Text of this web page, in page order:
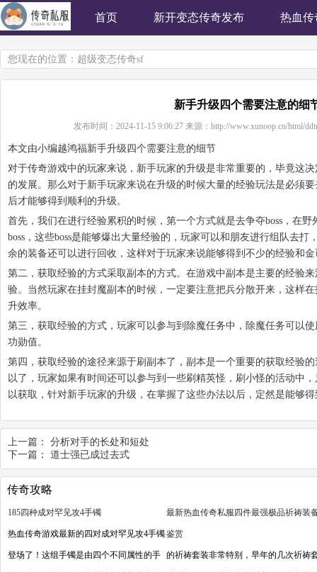
首页 新开变态传奇发布 热血传
您现在的位置： 超级变态传奇sf
新手升级四个需要注意的细
发布时间： 2024-11-15 9:06:27 来源： http://www.xunoop.cn/html/
本文由小编越鸿福新手升级四个需要注意的细节
对于传奇游戏中的玩家来说，新手玩家的升级是非常重要的，毕竟这
的发展。那么对于新手玩家来说在升级的时候大量的经验玩法是必须
后才能够得到顺利的升级。
首先，我们在进行经验累积的时候，第一个方式就是去争夺boss，在
boss，这些boss是能够爆出大量经验的，玩家可以和朋友进行组队去
余的装备还可以进行回收，这样对于玩家来说能够得到不少的经验和金
第二，获取经验的方式采取副本的方式。在游戏中副本是主要的经验
验。当然玩家在挂封魔副本的时候，一定要注意把兵分散开来，这样
升效率。
第三，获取经验的方式，玩家可以参与到除魔任务中，除魔任务可以
功勋值。
第四，获取经验的途径来源于刷副本了，副本是一个重要的获取经验
以了，玩家如果有时间还可以参与到一些刷精英怪，刷小怪的活动中
以获取，针对新手玩家的升级，在掌握了这些办法以后，定然是能够
上一篇： 分析对手的长处和短处
下一篇： 道士强已成过去式
传奇攻略
185四种成对罕见攻4手镯
热血传奇游戏最新的四对成对罕见攻4手镯
登场了！这组手镯是由四个不同属性的手
最新热血传奇私服四件最强极品祈祷装
鉴赏
的祈祷套装非常特别，早年的几次祈祷